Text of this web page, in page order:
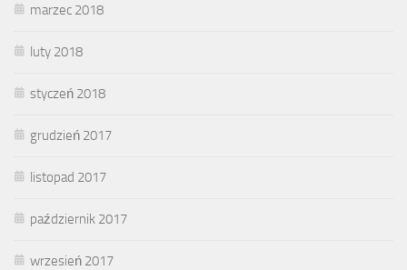
marzec 2018
luty 2018
styczeń 2018
grudzień 2017
listopad 2017
październik 2017
wrzesień 2017